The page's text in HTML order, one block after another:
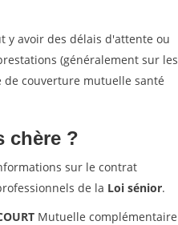
y avoir des délais d'attente ou
(généralement sur les
couverture mutuelle santé
chère ?
sur le contrat
de la Loi sénior.
Mutuelle complémentaire